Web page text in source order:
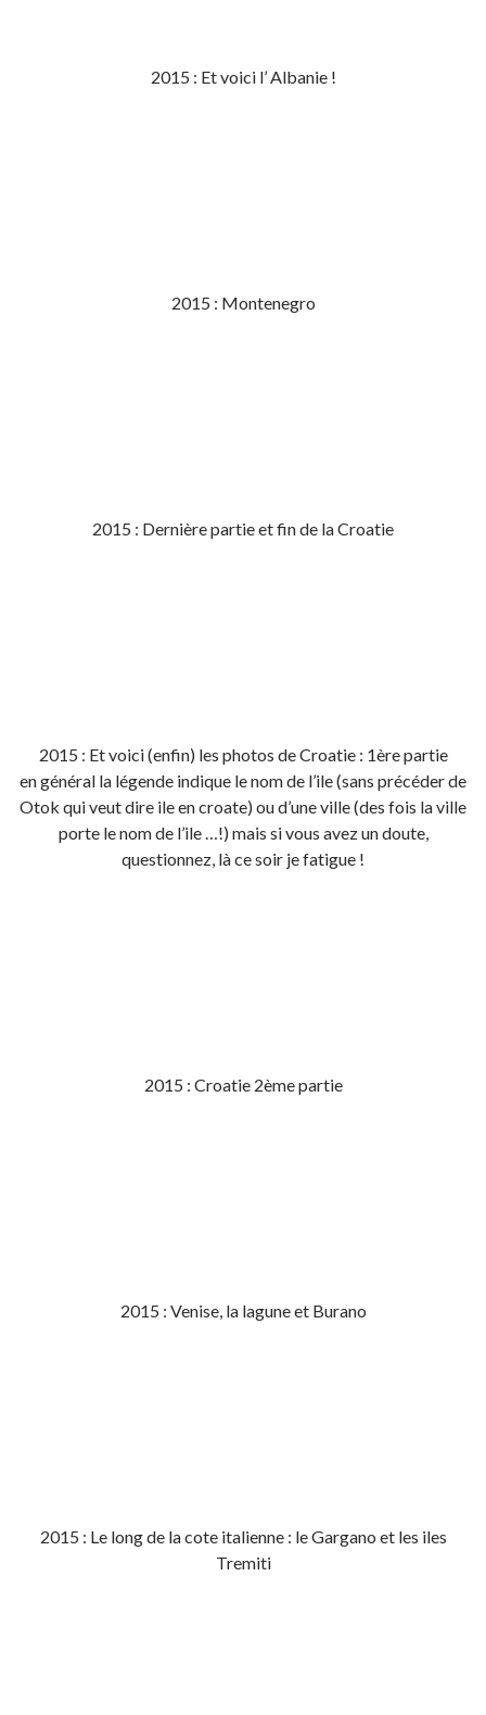
2015 : Et voici l’ Albanie !
2015 : Montenegro
2015 : Dernière partie et fin de la Croatie
2015 : Et voici (enfin) les photos de Croatie : 1ère partie
en général la légende indique le nom de l’ile (sans précéder de
Otok qui veut dire ile en croate) ou d’une ville (des fois la ville
porte le nom de l’ile …!) mais si vous avez un doute,
questionnez, là ce soir je fatigue !
2015 : Croatie 2ème partie
2015 : Venise, la lagune et Burano
2015 : Le long de la cote italienne : le Gargano et les iles
Tremiti